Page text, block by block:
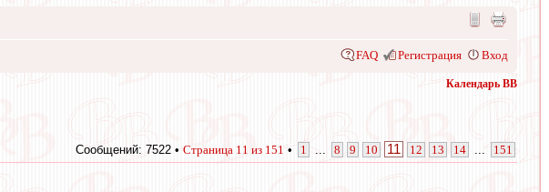
FAQ Регистрация Вход
Календарь ВВ
Сообщений: 7522 • Страница 11 из 151 • 1 8 9 10 11 12 13 14 151